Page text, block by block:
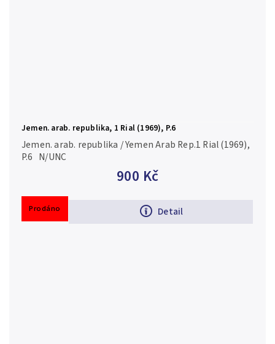
Jemen. arab. republika, 1 Rial (1969), P.6
900 Kč
Detail
Jemen. arab. republika / Yemen Arab Rep.1 Rial (1969),
P.6 N/UNC
Prodáno